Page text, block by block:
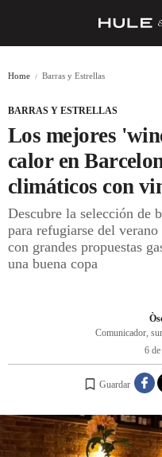
BARRAS Y ESTRELLAS
DÓNDE COMER
ÍDOLOS DE MESAS
CUADERNO DE VIAJE
Home Barras y Estrellas
BARRAS Y ESTRELLAS
Los mejores
calor en
climáticos con
Descubre la selección de
para refugiarse del
con grandes propuestas
una buena copa
Comunicador,
6
Guardar